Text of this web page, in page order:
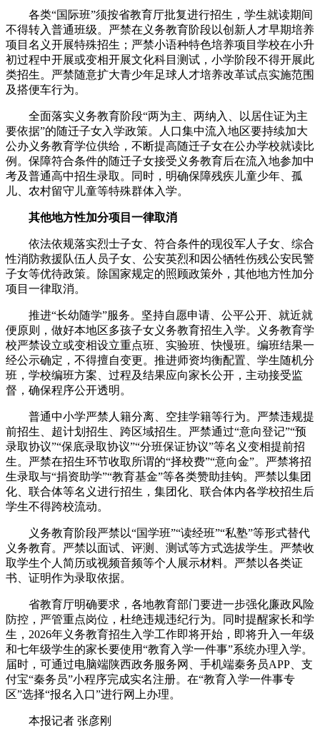
各类“国际班”须按省教育厅批复进行招生，学生就读期间
不得转入普通班级。严禁在义务教育阶段以创新人才早期培养
项目名义开展特殊招生；严禁小语种特色培养项目学校在小升
初过程中开展或变相开展文化科目测试，小学阶段不得开展此
类招生。严禁随意扩大青少年足球人才培养改革试点实施范围
及搭便车行为。
全面落实义务教育阶段“两为主、两纳入、以居住证为主
要依据”的随迁子女入学政策。人口集中流入地区要持续加大
公办义务教育学位供给，不断提高随迁子女在公办学校就读比
例。保障符合条件的随迁子女接受义务教育后在流入地参加中
考及普通高中招生录取。同时，明确保障残疾儿童少年、孤
儿、农村留守儿童等特殊群体入学。
其他地方性加分项目一律取消
依法依规落实烈士子女、符合条件的现役军人子女、综合
性消防救援队伍人员子女、公安英烈和因公牺牲伤残公安民警
子女等优待政策。除国家规定的照顾政策外，其他地方性加分
项目一律取消。
推进“长幼随学”服务。坚持自愿申请、公平公开、就近就
便原则，做好本地区多孩子女义务教育招生入学。义务教育学
校严禁设立或变相设立重点班、实验班、快慢班。编班结果一
经公示确定，不得擅自变更。推进师资均衡配置、学生随机分
班，学校编班方案、过程及结果应向家长公开，主动接受监
督，确保程序公开透明。
普通中小学严禁人籍分离、空挂学籍等行为。严禁违规提
前招生、超计划招生、跨区域招生。严禁通过“意向登记”“预
录取协议”“保底录取协议”“分班保证协议”等名义变相提前招
生。严禁在招生环节收取所谓的“择校费”“意向金”。严禁将招
生录取与“捐资助学”“教育基金”等各类赞助挂钩。严禁以集团
化、联合体等名义进行招生，集团化、联合体内各学校招生后
学生不得跨校流动。
义务教育阶段严禁以“国学班”“读经班”“私塾”等形式替代
义务教育。严禁以面试、评测、测试等方式选拔学生。严禁收
取学生个人简历或视频音频等个人展示材料。严禁以各类证
书、证明作为录取依据。
省教育厅明确要求，各地教育部门要进一步强化廉政风险
防控，严管重点岗位，杜绝违规违纪行为。同时提醒家长和学
生，2026年义务教育招生入学工作即将开始，即将升入一年级
和七年级学生的家长要使用“教育入学一件事”系统办理入学。
届时，可通过电脑端陕西政务服务网、手机端秦务员APP、支
付宝“秦务员”小程序完成实名注册。在“教育入学一件事专
区”选择“报名入口”进行网上办理。
本报记者 张彦刚